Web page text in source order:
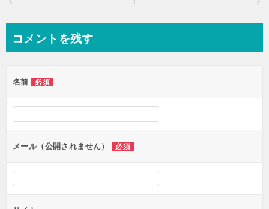
ビ
ー
シ
ン
コメントを残す
名前 必須
メール（公開されません） 必須